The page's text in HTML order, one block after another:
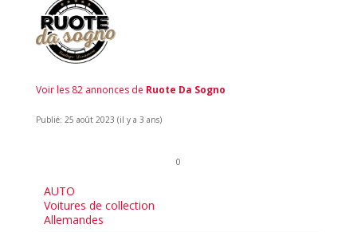
Voir les 82 annonces de Ruote Da Sogno
Publié: 25 août 2023 (il y a 3 ans)
0
AUTO
Voitures de collection
Allemandes